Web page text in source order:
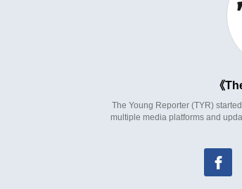
The Young Reporter (TYR)
multiple media platforms and